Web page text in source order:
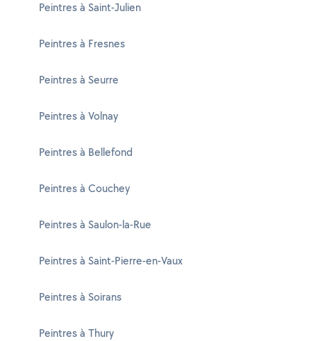
Peintres à Saint-Julien
Peintres à Fresnes
Peintres à Seurre
Peintres à Volnay
Peintres à Bellefond
Peintres à Couchey
Peintres à Saulon-la-Rue
Peintres à Saint-Pierre-en-Vaux
Peintres à Soirans
Peintres à Thury